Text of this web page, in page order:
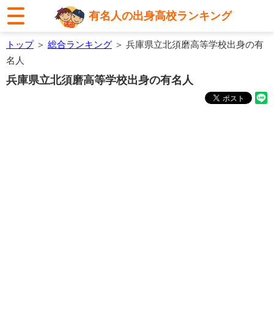
有名人の出身高校ランキング
トップ＞ 総合ランキング ＞ 兵庫県立北須磨高等学校出身の有
名人
兵庫県立北須磨高等学校出身の有名人